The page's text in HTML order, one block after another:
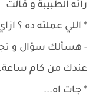
رأته الطبيبة و قالت
* اللي عملته ده ؟
- هسألك سؤال و
عندك من كام
* جات اه...